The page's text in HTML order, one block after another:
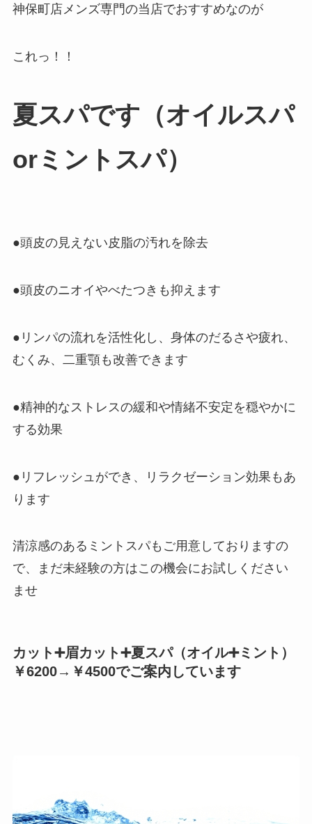
神保町店メンズ専門の当店でおすすめなのが
これっ！！
夏スパです（オイルスパ
orミントスパ）
●頭皮の見えない皮脂の汚れを除去
●頭皮のニオイやべたつきも抑えます
●リンパの流れを活性化し、身体のだるさや疲れ、
むくみ、二重顎も改善できます
●精神的なストレスの緩和や情緒不安定を穏やかに
する効果
●リフレッシュができ、リラクゼーション効果もあ
ります
清涼感のあるミントスパもご用意しておりますの
で、まだ未経験の方はこの機会にお試しください
ませ
カット➕眉カット➕夏スパ（オイル➕ミント）
￥6200→￥4500でご案内しています